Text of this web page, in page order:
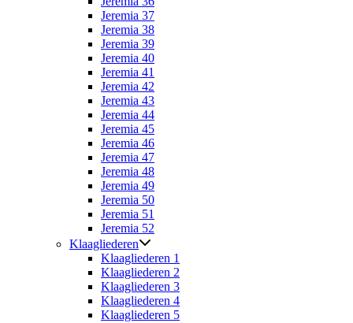
Jeremia 37
Jeremia 38
Jeremia 39
Jeremia 40
Jeremia 41
Jeremia 42
Jeremia 43
Jeremia 44
Jeremia 45
Jeremia 46
Jeremia 47
Jeremia 48
Jeremia 49
Jeremia 50
Jeremia 51
Jeremia 52
Klaagliederen
Klaagliederen 1
Klaagliederen 2
Klaagliederen 3
Klaagliederen 4
Klaagliederen 5